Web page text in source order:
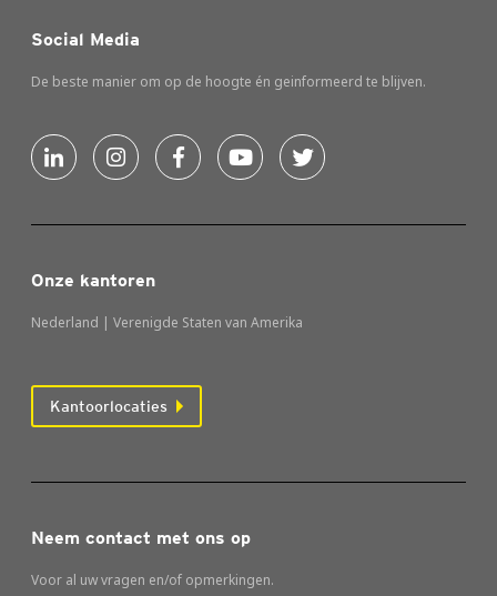
Onze kantoren
Nederland | Verenigde Staten van Amerika
Kantoorlocaties
Social Media
De beste manier om op de hoogte én geinformeerd te blijven.
Neem contact met ons op
Voor al uw vragen en/of opmerkingen.